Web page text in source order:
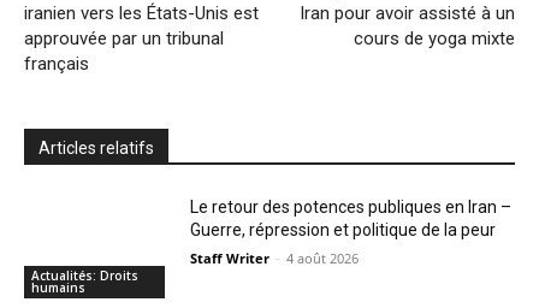
iranien vers les États-Unis est
approuvée par un tribunal
français
Iran pour avoir assisté à un
cours de yoga mixte
Articles relatifs
Actualités: Droits
humains
Le retour des potences publiques en Iran –
Guerre, répression et politique de la peur
Staff Writer - 4 août 2026